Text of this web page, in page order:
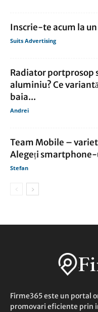
Inscrie-te acum la
Suits Advertising
Radiator portprosop
aluminiu? Ce
baia...
Andrei
Team Mobile –
Alegeți
Stefan
Firme365 este un portal
promovari eficiente prin